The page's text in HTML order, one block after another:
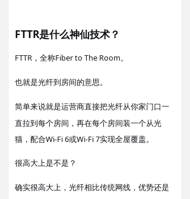
FTTR是什么神仙技术？
FTTR ， 全称Fiber to The Room。
也就是光纤到房间的意思。
简单来说就是运营商直接把光纤从你家门口一
直拉到每个房间，再在每个房间装一个从光
猫，配合Wi-Fi 6或Wi-Fi 7实现全屋覆盖。
很高大上是不是 ？
确实很高大上 ，光纤相比传统网线 ， 优势还是